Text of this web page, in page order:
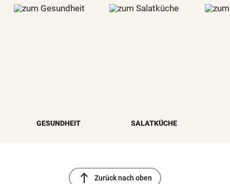
GESUNDHEIT SALATKÜCHE
north Zurück nach oben